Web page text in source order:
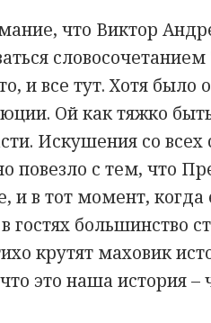
что Виктор
и все тут. Хотя
Ой как тяжко
Искушения со всех
повезло с тем, что
и в тот момент,
гостях большинство
крутят маховик
это наша история –